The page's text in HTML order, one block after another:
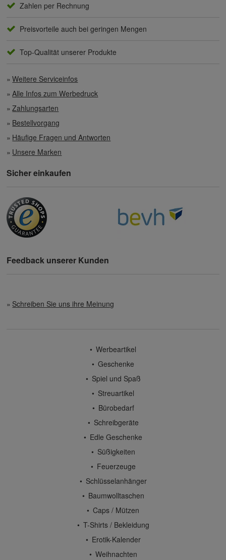
Zahlen per Rechnung
Preisvorteile auch bei geringen Mengen
Top-Qualität unserer Produkte
Weitere Serviceinfos
Alle Infos zum Werbedruck
Zahlungsarten
Bestellvorgang
Häufige Fragen und Antworten
Unsere Marken
Sicher einkaufen
Feedback unserer Kunden
Schreiben Sie uns ihre Meinung
Werbeartikel
Geschenke
Spiel und Spaß
Streuartikel
Bürobedarf
Schreibgeräte
Edle Geschenke
Süßigkeiten
Feuerzeuge
Schlüsselanhänger
Baumwolltaschen
Caps / Mützen
T-Shirts / Bekleidung
Erotik-Kalender
Weihnachten